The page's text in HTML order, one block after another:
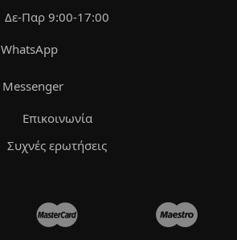
Δε-Παρ 9:00-17:00
WhatsApp
Messenger
Επικοινωνία
Συχνές ερωτήσεις